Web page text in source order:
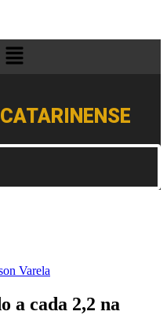
Varela
a cada 2,2 na